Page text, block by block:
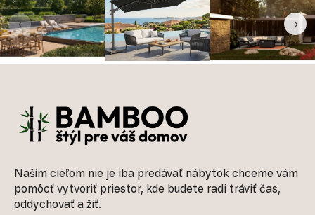
‹ ›
Naším cieľom nie je iba predávať nábytok chceme vám
pomôcť vytvoriť priestor, kde budete radi tráviť čas,
oddychovať a žiť.